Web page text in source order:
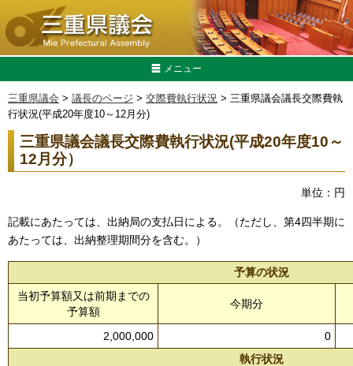
メニュー
三重県議会 > 議長のページ > 交際費執行状況 > 三重県議会議長交際費執
行状況(平成20年度10～12月分)
三重県議会議長交際費執行状況(平成20年度10～
12月分）
単位：円
記載にあたっては、出納局の支払日による。（ただし、第4四半期に
あたっては、出納整理期間分を含む。）
予算の状況
当初予算額又は前期までの
予算額
今期分
2,000,000
0
執行状況